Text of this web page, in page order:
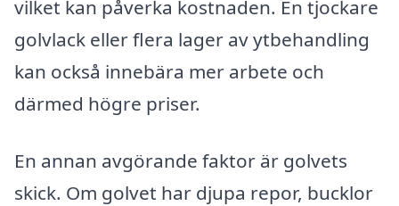
vilket kan påverka kostnaden. En tjockare
golvlack eller flera lager av ytbehandling
kan också innebära mer arbete och
därmed högre priser.
En annan avgörande faktor är golvets
skick. Om golvet har djupa repor, bucklor